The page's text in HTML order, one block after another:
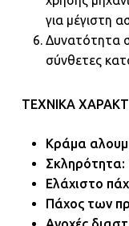
για μέγιστη
Δυνατότητα
σύνθετες
ΤΕΧΝΙΚΑ
Κράμα
Σκληρότητα:
Ελάχιστο
Πάχος των